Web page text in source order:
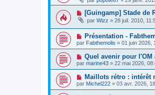
s
a
g
e
u
m
e
s
s
a
g
e
u
v
a
m
e
s
s
a
g
e
N
o
u
v
e
a
m
e
s
s
g
e
[Guingamp] Stade de
par Wizz » 28 juil. 2010,
N
o
u
e
a
u
m
e
s
Présentation -
par Fabthemolis » 01 juin 2026,
N
o
u
v
e
a
u
Quel avenir pour l'OM
par marine43 » 22 mai 2026,
N
o
u
Maillots rétro : intérêt
par Michel222 » 03 avr. 2026,